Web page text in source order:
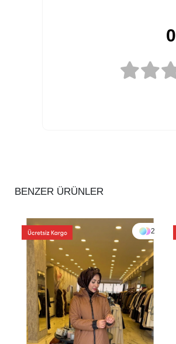
0
BENZER ÜRÜNLER
2